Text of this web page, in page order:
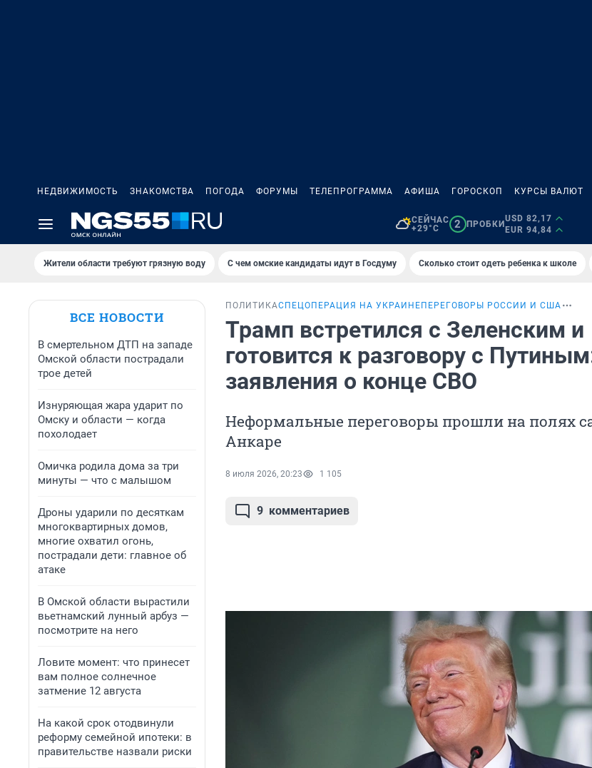
НЕДВИЖИМОСТЬ ЗНАКОМСТВА ПОГОДА ФОРУМЫ ТЕЛЕПРОГРАММА АФИША ГОРОСКОП КУРСЫ ВАЛЮТ
СЕЙЧАС
+29°C
2 ПРОБКИ
USD 82,17
EUR 94,84
Жители области требуют грязную воду С чем омские кандидаты идут в Госдуму Сколько стоит одеть ребенка к школе
ВСЕ НОВОСТИ
В смертельном ДТП на западе
Омской области пострадали
трое детей
Изнуряющая жара ударит по
Омску и области — когда
похолодает
Омичка родила дома за три
минуты — что с малышом
Дроны ударили по десяткам
многоквартирных домов,
многие охватил огонь,
пострадали дети: главное об
атаке
В Омской области вырастили
вьетнамский лунный арбуз —
посмотрите на него
Ловите момент: что принесет
вам полное солнечное
затмение 12 августа
На какой срок отодвинули
реформу семейной ипотеки: в
правительстве назвали риски
ПОЛИТИКАСПЕЦОПЕРАЦИЯ НА УКРАИНЕ ПЕРЕГОВОРЫ РОССИИ И США
Трамп встретился с Зеленским и
готовится к разговору с
заявления о конце СВО
Неформальные переговоры прошли на полях
Анкаре
8 июля 2026, 20:23 1 105
9 комментариев